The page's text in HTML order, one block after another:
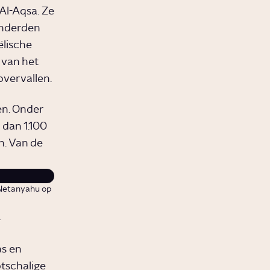
Aqsa. Ze
het
Onder
1.100
Van de
op
en